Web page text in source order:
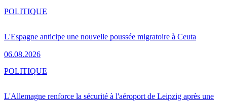
L'Espagne anticipe une nouvelle poussée migratoire à Ceuta
06.08.2026
POLITIQUE
L'Allemagne renforce la sécurité à l'aéroport de Leipzig après une
POLITIQUE